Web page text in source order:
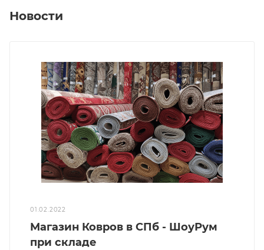
Новости
01.02.2022
Магазин Ковров в СПб - ШоуРум
при складе